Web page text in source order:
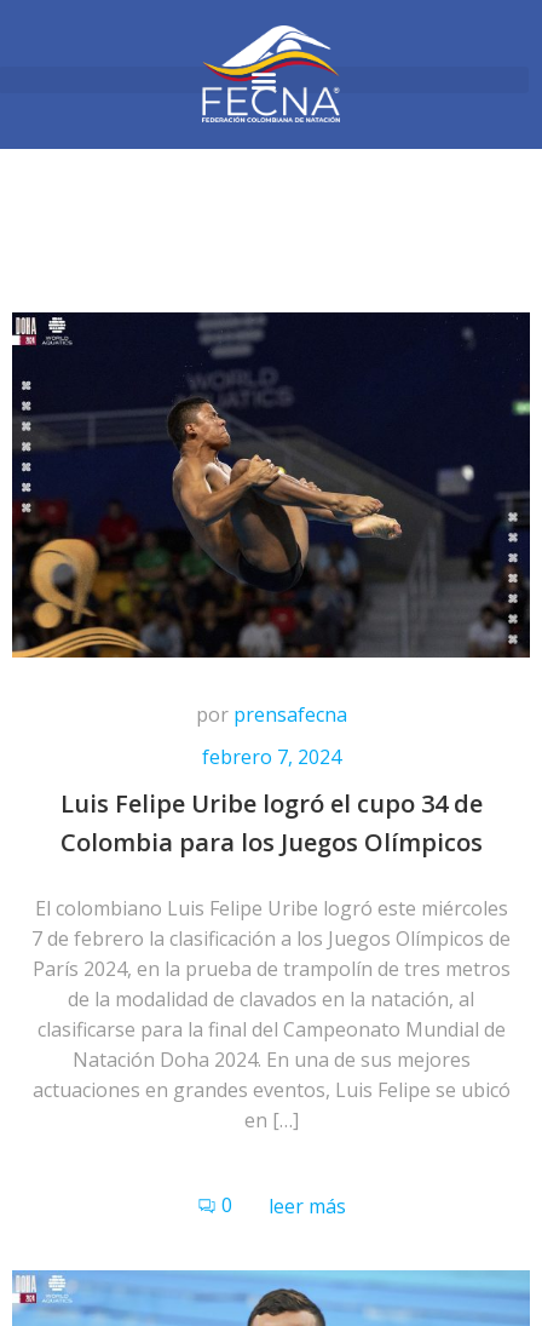
por prensafecna
febrero 7, 2024
Luis Felipe Uribe logró el cupo 34 de
Colombia para los Juegos Olímpicos
El colombiano Luis Felipe Uribe logró este miércoles
7 de febrero la clasificación a los Juegos Olímpicos de
París 2024, en la prueba de trampolín de tres metros
de la modalidad de clavados en la natación, al
clasificarse para la final del Campeonato Mundial de
Natación Doha 2024. En una de sus mejores
actuaciones en grandes eventos, Luis Felipe se ubicó
en […]
0 leer más